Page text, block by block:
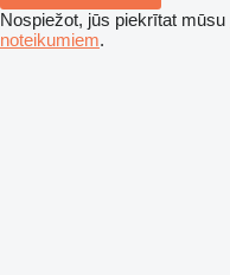
Nospiežot, jūs piekrītat mūsu
noteikumiem.